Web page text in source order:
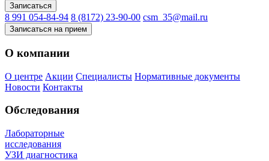
Записаться
8 991 054-84-94 8 (8172) 23-90-00 csm_35@mail.ru
Записаться на прием
О компании
О центре Акции Специалисты Нормативные документы
Новости Контакты
Обследования
Лабораторные
исследования
УЗИ диагностика